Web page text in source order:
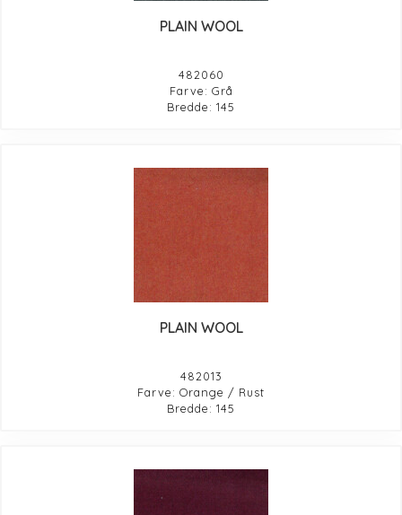
PLAIN WOOL
482060
Farve: Grå
Bredde: 145
PLAIN WOOL
482013
Farve: Orange / Rust
Bredde: 145